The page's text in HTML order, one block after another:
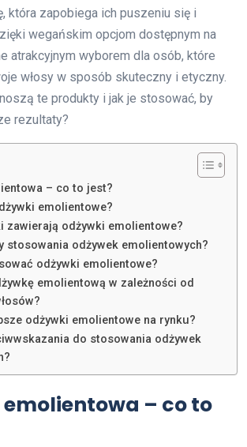
która zapobiega ich puszeniu się i
wegańskim opcjom dostępnym na
atrakcyjnym wyborem dla osób, które
włosy w sposób skuteczny i etyczny.
te produkty i jak je stosować, by
rezultaty?
– co to jest?
emolientowe?
zawierają odżywki emolientowe?
stosowania odżywek emolientowych?
odżywki emolientowe?
emolientową w zależności od
odżywki emolientowe na rynku?
do stosowania odżywek
– co to